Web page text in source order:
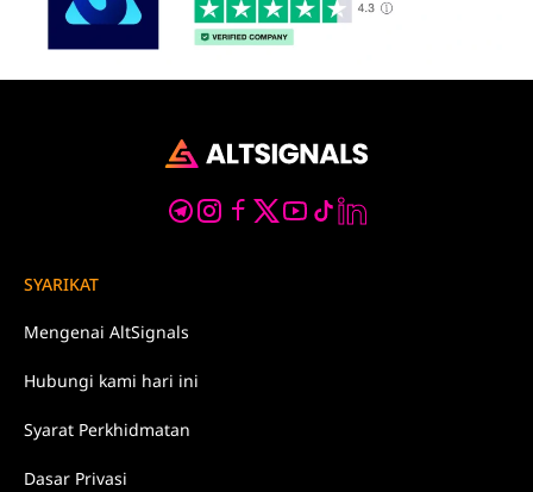
SYARIKAT
Mengenai AltSignals
Hubungi kami hari ini
Syarat Perkhidmatan
Dasar Privasi